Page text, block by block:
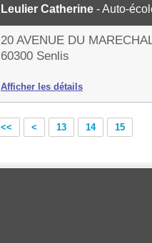
Leulier Catherine - Auto-
20 AVENUE DU
60300 Senlis
Afficher les détails
<< < 13 14 15